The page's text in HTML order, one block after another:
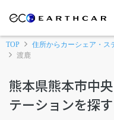
TOP 住所からカーシェア・ス
渡鹿
熊本県熊本市中
テーションを探す